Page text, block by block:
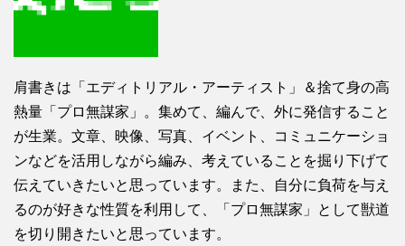
肩書きは「エディトリアル・アーティスト」＆捨て身の高
熱量「プロ無謀家」。集めて、編んで、外に発信すること
が生業。文章、映像、写真、イベント、コミュニケーショ
ンなどを活用しながら編み、考えていることを掘り下げて
伝えていきたいと思っています。また、自分に負荷を与え
るのが好きな性質を利用して、「プロ無謀家」として獣道
を切り開きたいと思っています。